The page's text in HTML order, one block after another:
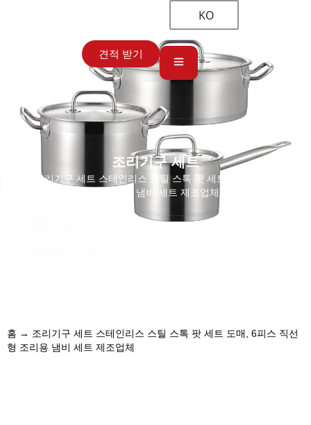
KO
견적 받기
조리기구 세트
조리기구 세트 스테인리스 스틸 스톡 팟 세트 도매, 6피스 직선
형 조리용 냄비 세트 제조업체
홈 → 조리기구 세트 스테인리스 스틸 스톡 팟 세트 도매, 6피스 직선
형 조리용 냄비 세트 제조업체